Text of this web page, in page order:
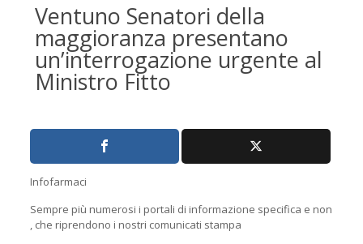
Ventuno Senatori della
maggioranza presentano
un’interrogazione urgente al
Ministro Fitto
Infofarmaci
Sempre più numerosi i portali di informazione specifica e non
, che riprendono i nostri comunicati stampa